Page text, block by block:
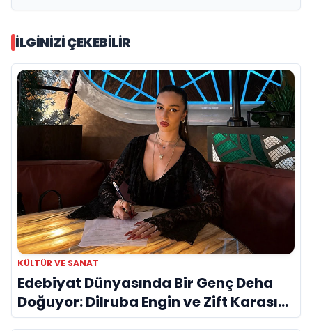
İLGINIZI ÇEKEBILIR
KÜLTÜR VE SANAT
Edebiyat Dünyasında Bir Genç Deha
Doğuyor: Dilruba Engin ve Zift Karası
Evreni ‘AVENOİR’